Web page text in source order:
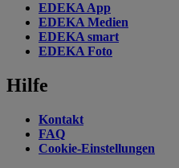
EDEKA App
EDEKA Medien
EDEKA smart
EDEKA Foto
Hilfe
Kontakt
FAQ
Cookie-Einstellungen